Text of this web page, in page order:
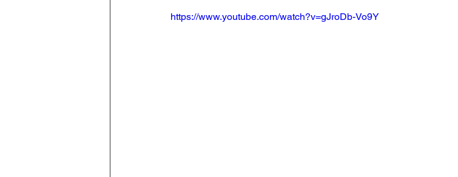
https://www.youtube.com/watch?v=gJroDb-Vo9Y